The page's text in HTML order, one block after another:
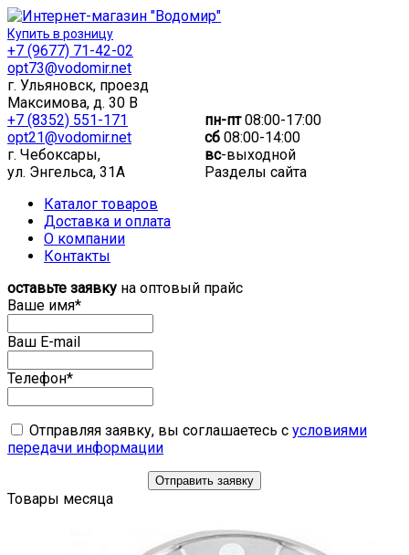
Купить в розницу
+7 (9677) 71-42-02
opt73@vodomir.net
г. Ульяновск, проезд
Максимова, д. 30 В
+7 (8352) 551-171
opt21@vodomir.net
г. Чебоксары,
ул. Энгельса, 31А
пн-пт08:00-17:00
сб 08:00-14:00
вс-выходной
Разделы сайта
Каталог товаров
Доставка и оплата
О компании
Контакты
оставьте заявку на оптовый прайс
Ваше имя*
Ваш E-mail
Телефон*
Отправляя заявку, вы соглашаетесь с условиями
передачи информации
Отправить заявку
Товары месяца